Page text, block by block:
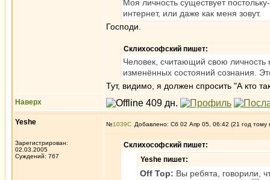
Моя личность существует
интернет, или даже как меня зовут.
Господи.
Склихософский пишет:
Человек, считающий свою
изменённых состояний сознания.
Тут, видимо, я должен спросить "А кто
Наверх
Yeshe
Зарегистрирован:
02.03.2005
Суждений: 767
№1039 Добавлено: Сб 02 Апр 05, 06:42 (21 год тому
Склихософский пишет:
Yeshe пишет:
Off Top: Вы ребята, говорили,